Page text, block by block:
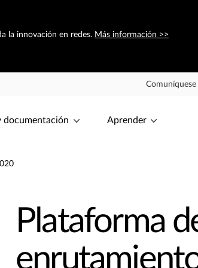
la innovación en redes. Más información >>
documentación Aprender
Plataforma